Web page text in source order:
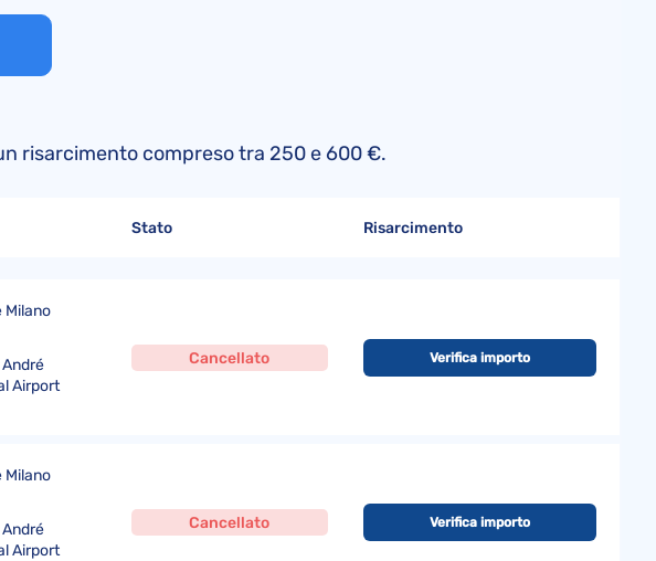
Air France
risarcimento compreso tra 250 e 600 €.
Stato Risarcimento
Milano
Airport
Cancellato Verifica importo
Milano
Airport
Cancellato Verifica importo